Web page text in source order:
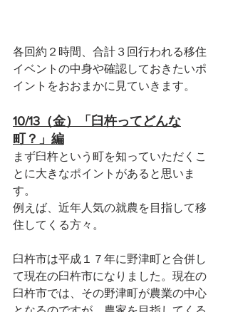
各回約２時間、合計３回行われる移住
イベントの中身や確認しておきたいポ
イントをおおまかに見ていきます。
10/13（金）「臼杵ってどんな
町？」編
まず臼杵という町を知っていただくこ
とに大きなポイントがあると思いま
す。
例えば、近年人気の就農を目指して移
住してくる方々。
臼杵市は平成１７年に野津町と合併し
て現在の臼杵市になりました。現在の
臼杵市では、その野津町が農業の中心